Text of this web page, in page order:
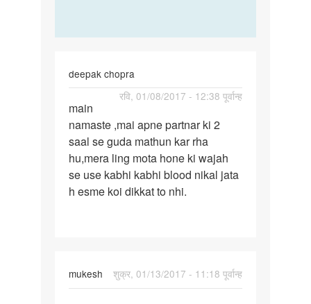
deepak chopra
रवि, 01/08/2017 - 12:38 पूर्वान्ह
main
namaste
,mai
apne
main
namaste ,mai apne partnar ki 2
saal se guda mathun kar rha
hu,mera ling mota hone ki wajah
se use kabhi kabhi blood nikal jata
h esme koi dikkat to nhi.
mukesh
शुक्र, 01/13/2017 - 11:18 पूर्वान्ह